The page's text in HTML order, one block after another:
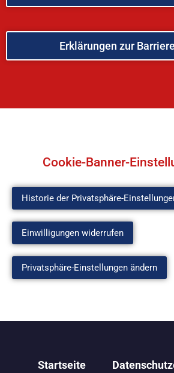
Erklärungen zur
Cookie-Banner-
Historie der Privatsphäre-
Einwilligungen widerrufen
Privatsphäre-Einstellungen ändern
Startseite